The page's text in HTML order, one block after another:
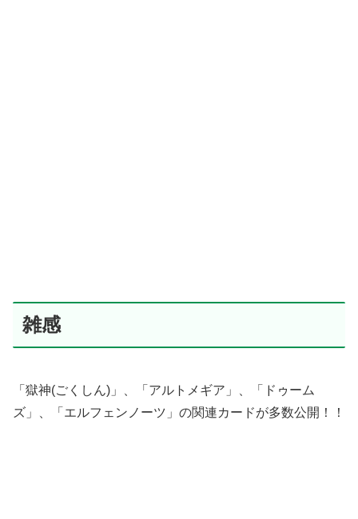
雑感
「獄神(ごくしん)」、「アルトメギア」、「ドゥーム
ズ」、「エルフェンノーツ」の関連カードが多数公開！！